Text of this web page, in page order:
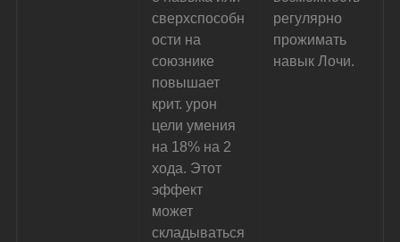
сверхспособн
ости на
союзнике
повышает
крит. урон
цели умения
на 18% на 2
хода. Этот
эффект
может
складываться
регулярно
прожимать
навык Лочи.